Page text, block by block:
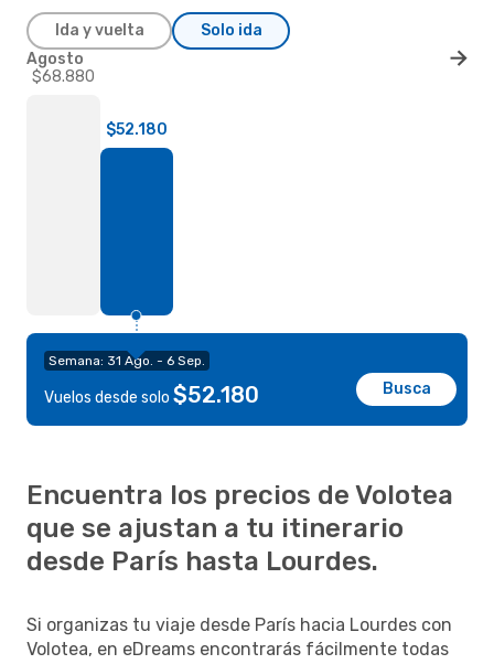
Ida y vuelta Solo ida
Semana: 31 Ago. - 6 Sep.
Vuelos desde solo $52.180 Busca
$68.880
$52.180
Agosto
Encuentra los precios de Volotea
que se ajustan a tu itinerario
desde París hasta Lourdes.
Si organizas tu viaje desde París hacia Lourdes con
Volotea, en eDreams encontrarás fácilmente todas